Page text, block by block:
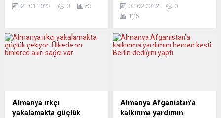
Macron yarının güçlü
sanayisinin temellerine
daha fazla yatırım
Anlaşması’nın 60’ıncı yılı
dolayısıyla Alman
21.01.2023 0 53
çeşitli hibrit otomobillerin
toplam pazardaki payları
Avrupa Otomobil Üreticileri
Birliği (ACEA), AB
Buna göre, 2021’de AB
ülkelerinde satılan
02.02.2022
0
125
Almanya ırkçı
yakalamakta güçlük
Almanya Afganistan’a
kalkınma yardımını